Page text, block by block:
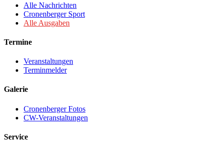
Alle Nachrichten
Cronenberger Sport
Alle Ausgaben
Termine
Veranstaltungen
Terminmelder
Galerie
Cronenberger Fotos
CW-Veranstaltungen
Service